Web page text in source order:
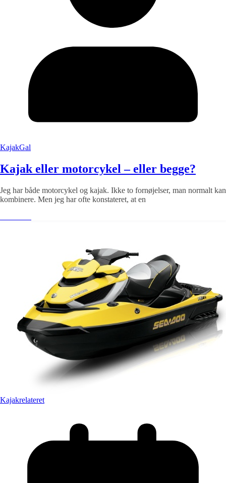
KajakGal
Kajak eller motorcykel – eller begge?
Jeg har både motorcykel og kajak. Ikke to fornøjelser, man normalt kan
kombinere. Men jeg har ofte konstateret, at en
Kajakrelateret